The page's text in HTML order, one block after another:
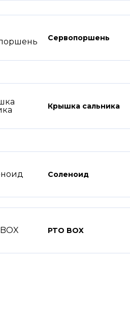
Сервопоршень
Крышка сальника
Соленоид
PTO BOX